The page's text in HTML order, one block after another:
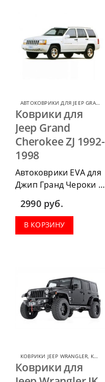
АВТОКОВРИКИ ДЛЯ JEEP GRAND CHEROKEE
Коврики для
Jeep Grand
Cherokee ZJ 1992-
1998
Автоковрики EVA для
Джип Гранд Чероки ZJ
приобрести в
комплектации:
водительский коврик,
2990 руб.
В КОРЗИНУ
КОВРИКИ JEEP WRANGLER КОВРИКИ ДЛЯ JEEP
Коврики для